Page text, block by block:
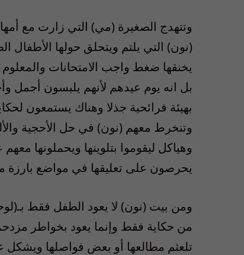
وتتهدج الصغيرة (مي) التي زارت مع
(نون) التي يلتم ويتحلق حولها
يخنقها ضغط واجب الامتحانات
بل انه يوم عيدهم لأنهم يلبسون أجمل
بهيئة فرائحية جذلا وهناك يستمعون
وتنخرط معهم (نون) في حل الأحجية
وهياكل ليقوموا بتلوينها ويحملونها
يحرصون على تعليقها في مواضع بارزة
ومن بيت (نون) لا يعود الطفل فقط
من حكاية فقط وإنما يعود بخواطر
تلعثم مطالعها أو بعض فواصلها ويشكل